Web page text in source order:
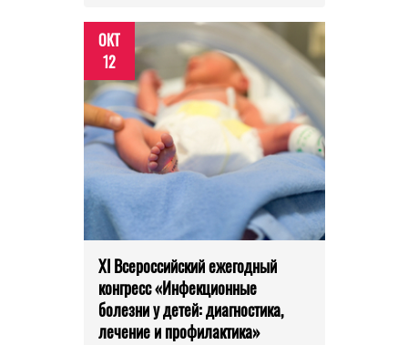
ОКТ
12
XI Всероссийский ежегодный
конгресс «Инфекционные
болезни у детей: диагностика,
лечение и профилактика»